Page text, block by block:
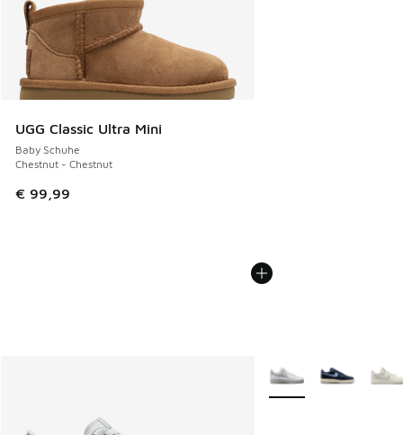
UGG Classic Ultra Mini
Baby Schuhe
Chestnut - Chestnut
€ 99,99
Weitere Farben